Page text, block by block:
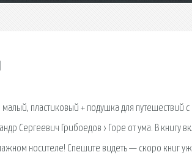
пластиковый + подушка для путешествий
Сергеевич Грибоедов › Горе от ума. В книгу
носителе! Спешите видеть — скоро книг